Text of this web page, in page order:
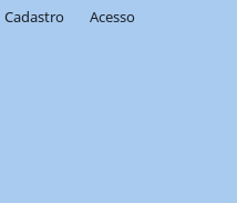
Cadastro Acesso